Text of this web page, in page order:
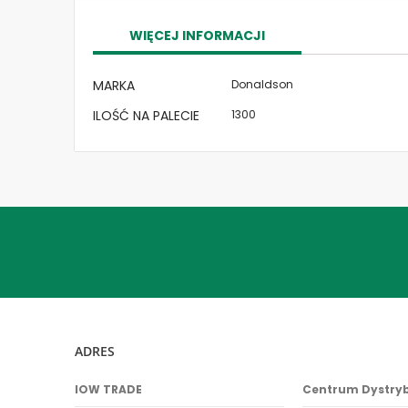
galleryWIĘCEJ INFORMACJI
Więcej
informacji
MARKA Donaldson
ILOŚĆ NA PALECIE 1300
ADRES
IOW TRADE Centrum